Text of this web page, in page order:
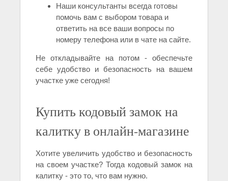
Наши консультанты всегда готовы
помочь вам с выбором товара и
ответить на все ваши вопросы по
номеру телефона или в чате на сайте.
Не откладывайте на потом - обеспечьте
себе удобство и безопасность на вашем
участке уже сегодня!
Купить кодовый замок на
калитку в онлайн-магазине
Хотите увеличить удобство и безопасность
на своем участке? Тогда кодовый замок на
калитку - это то, что вам нужно.